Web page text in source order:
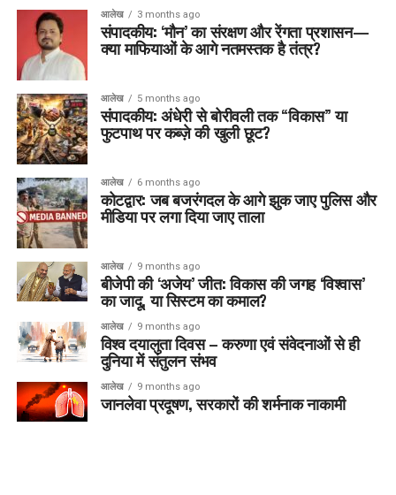
आलेख 3 months ago
संपादकीय: ‘मौन’ का संरक्षण और रेंगता प्रशासन—
क्या माफियाओं के आगे नतमस्तक है तंत्र?
आलेख 5 months ago
संपादकीय: अंधेरी से बोरीवली तक “विकास” या
फुटपाथ पर कब्ज़े की खुली छूट?
आलेख 6 months ago
कोटद्वार: जब बजरंगदल के आगे झुक जाए पुलिस और
मीडिया पर लगा दिया जाए ताला
आलेख 9 months ago
बीजेपी की ‘अजेय’ जीत: विकास की जगह ‘विश्वास’
का जादू, या सिस्टम का कमाल?
आलेख 9 months ago
विश्व दयालुता दिवस – करुणा एवं संवेदनाओं से ही
दुनिया में संतुलन संभव
आलेख 9 months ago
जानलेवा प्रदूषण, सरकारों की शर्मनाक नाकामी